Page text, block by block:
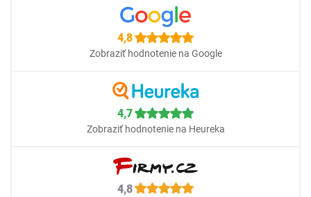
4,8
Zobraziť hodnotenie na Google
4,7
Zobraziť hodnotenie na Heureka
4,8